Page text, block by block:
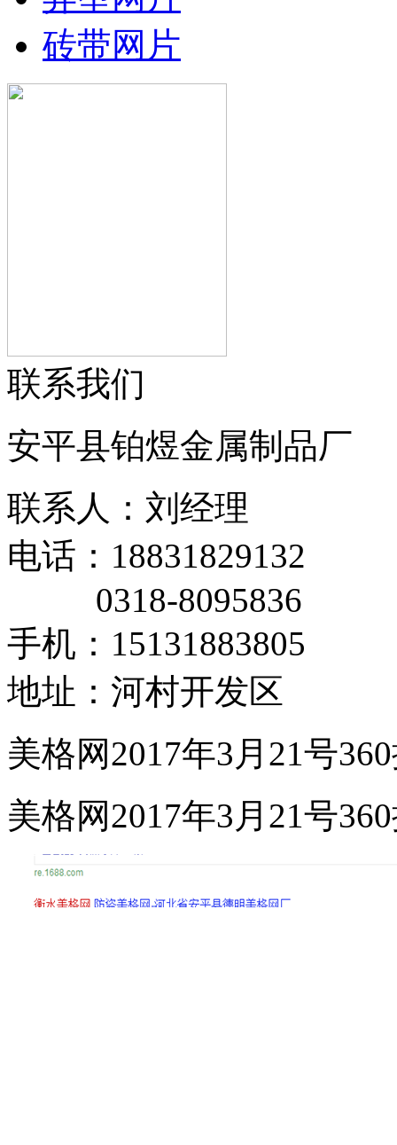
砖带网片
联系我们
安平县铂煜金属制品厂
联系人：刘经理
电话：18831829132
0318-8095836
手机：15131883805
地址：河村开发区
美格网2017年3月21号
美格网2017年3月21号